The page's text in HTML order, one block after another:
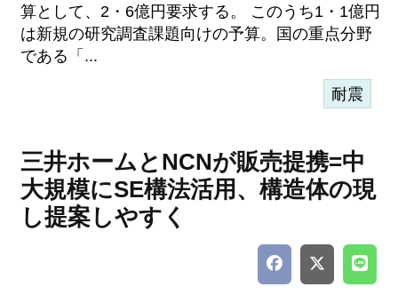
算として、2・6億円要求する。 このうち1・1億円
は新規の研究調査課題向けの予算。国の重点分野
である「...
耐震
三井ホームとNCNが販売提携=中
大規模にSE構法活用、構造体の現
し提案しやすく